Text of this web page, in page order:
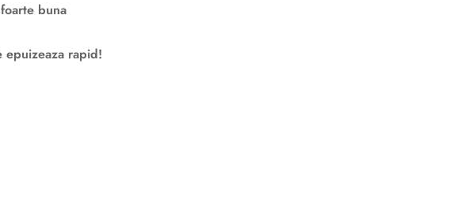
buna
epuizeaza rapid!